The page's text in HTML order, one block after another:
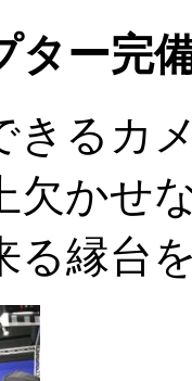
ター完
きるカ
欠かせ
る縁台